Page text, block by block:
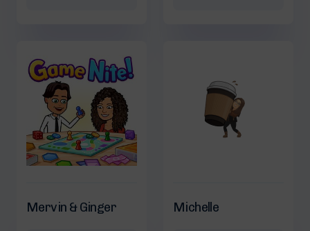
Mervin & Ginger Michelle